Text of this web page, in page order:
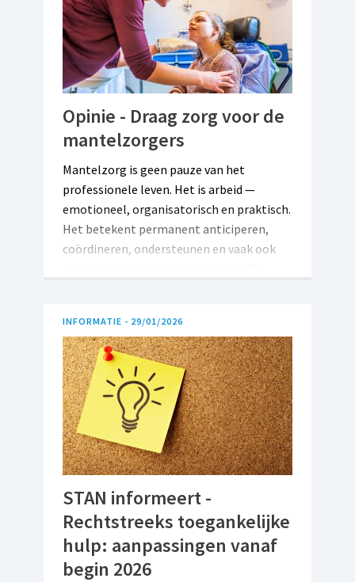
Opinie - Draag zorg voor de
mantelzorgers
Mantelzorg is geen pauze van het
professionele leven. Het is arbeid —
emotioneel, organisatorisch en praktisch.
Het betekent permanent anticiperen,
coördineren, ondersteunen en vaak ook
Vertriest voor een beleid dat
mantelzorgers erkent en hen financiële
zekerheid geeft.
INFORMATIE - 29/01/2026
STAN informeert -
Rechtstreeks toegankelijke
hulp: aanpassingen vanaf
begin 2026